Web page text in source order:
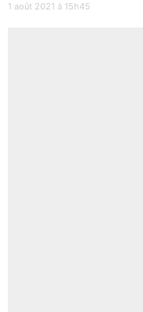
1 août 2021 à 15h45